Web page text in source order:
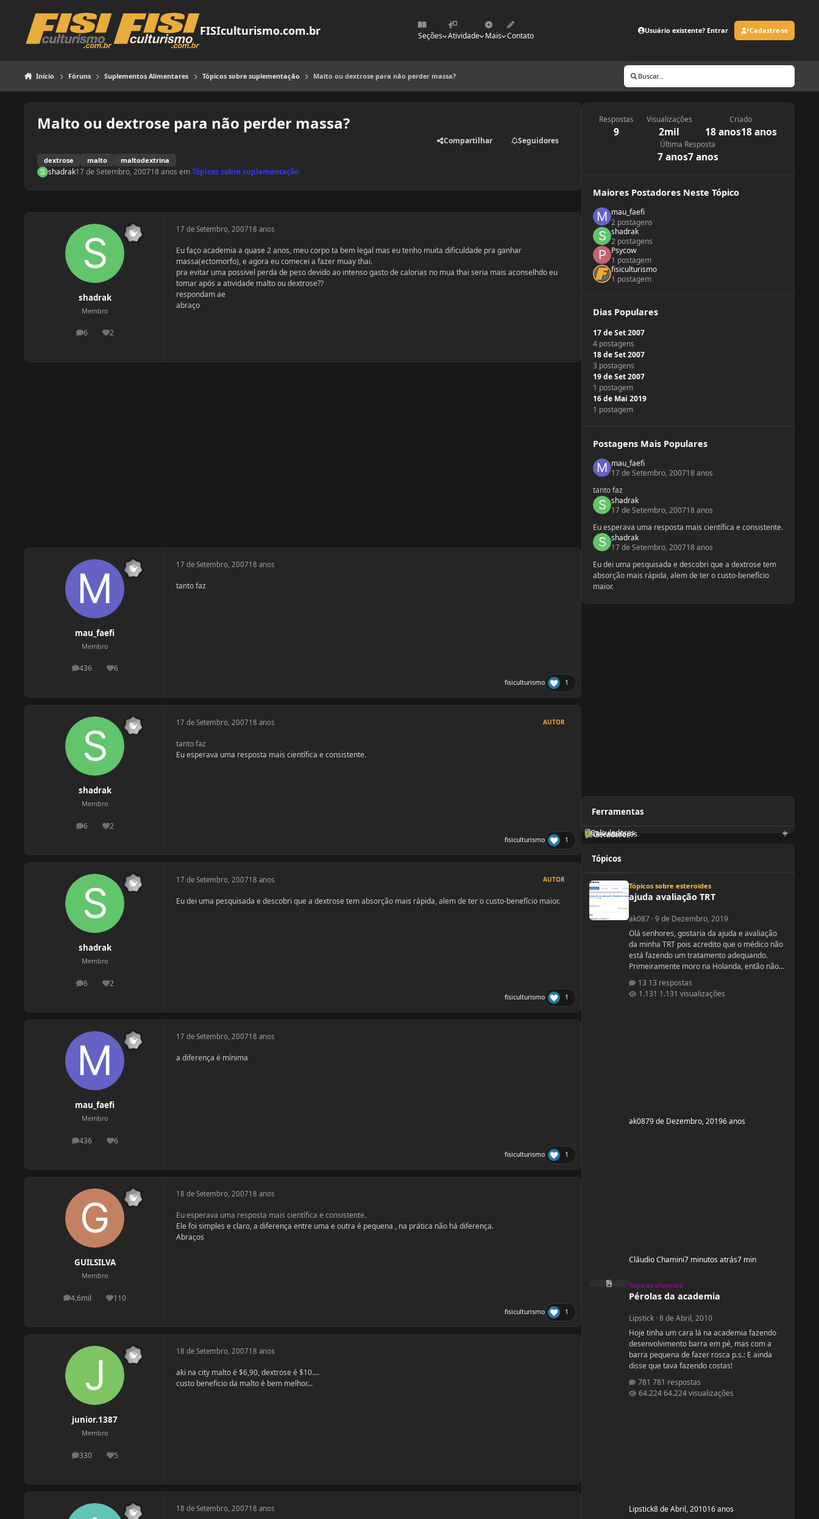
FISIculturismo.com.br Seções Atividade Mais Contato
Usuário existente? Entrar Cadastre-se
Início Fóruns Suplementos Alimentares Tópicos sobre suplementação Malto ou dextrose para não perder massa? Buscar...
Malto ou dextrose para não perder massa?
dextrose malto maltodextrina
Compartilhar Seguidores
shadrak17 de Setembro, 200718 anos emTópicos sobre suplementação
shadrak
Membro
6
postagens
2
Reputação
17 de Setembro, 200718 anos
Eu faço academia a quase 2 anos, meu corpo ta bem legal mas eu tenho muita dificuldade pra ganhar
massa(ectomorfo), e agora eu comecei a fazer muay thai.
pra evitar uma possivel perda de peso devido ao intenso gasto de calorias no mua thai seria mais aconselhdo eu
tomar após a atividade malto ou dextrose??
respondam ae
abraço
mau_faefi
Membro
436
postagens6
Reputação
17 de Setembro, 200718 anos
tanto faz
fisiculturismo 1
shadrak
Membro
6
postagens
2
Reputação
17 de Setembro, 200718 anos AUTOR
tanto faz
Eu esperava uma resposta mais científica e consistente.
fisiculturismo 1
shadrak
Membro
6
postagens
2
Reputação
17 de Setembro, 200718 anos AUTOR
Eu dei uma pesquisada e descobri que a dextrose tem absorção mais rápida, alem de ter o custo-benefício maior.
fisiculturismo 1
mau_faefi
Membro
436
postagens6
Reputação
17 de Setembro, 200718 anos
a diferença é mínima
fisiculturismo 1
GUILSILVA
Membro
4,6mil
postagens 110
Reputação
18 de Setembro, 200718 anos
Eu esperava uma resposta mais científica e consistente.
Ele foi simples e claro, a diferença entre uma e outra é pequena , na prática não há diferença.
Abraços
fisiculturismo 1
junior.1387
Membro
330
postagens5
Reputação
18 de Setembro, 200718 anos
aki na city malto é $6,90, dextrose é $10....
custo beneficio da malto é bem melhor...
18 de Setembro, 200718 anos
Respostas
9
Visualizações
2mil
Criado
18 anos18 anos
Última Resposta
7 anos7 anos
Maiores Postadores Neste Tópico
mau_faefi
2 postagens
shadrak
2 postagens
Psycow
1 postagem
fisiculturismo
1 postagem
Dias Populares
17 de Set 2007
4 postagens
18 de Set 2007
3 postagens
19 de Set 2007
1 postagem
16 de Mai 2019
1 postagem
Postagens Mais Populares
mau_faefi
17 de Setembro, 200718 anos
tanto faz
shadrak
17 de Setembro, 200718 anos
Eu esperava uma resposta mais científica e consistente.
shadrak
17 de Setembro, 200718 anos
Eu dei uma pesquisada e descobri que a dextrose tem
absorção mais rápida, alem de ter o custo-benefício
maior.
Ferramentas
Geradores
Orientadores
Calculadoras
Tópicos
Tópicos sobre esteroides
ajuda avaliação TRT
ak087·9 de Dezembro, 2019
Olá senhores, gostaria da ajuda e avaliação
da minha TRT pois acredito que o médico não
está fazendo um tratamento adequando.
Primeiramente moro na Holanda, então não
vontade, tenho que ir no médico da familia,
este por sua vez decide ou não se pede os
13 respostas
1.131 visualizações
ak0879 de Dezembro, 20196 anos
Cláudio Chamini7 minutos atrás7 min
Pérolas da academia
Tópicos diversos
Pérolas da academia
Lipstick·8 de Abril, 2010
Hoje tinha um cara lá na academia fazendo
desenvolvimento barra em pé, mas com a
barra pequena de fazer rosca p.s.: E ainda
disse que tava fazendo costas!
781 respostas
64.224 visualizações
Lipstick8 de Abril, 201016 anos